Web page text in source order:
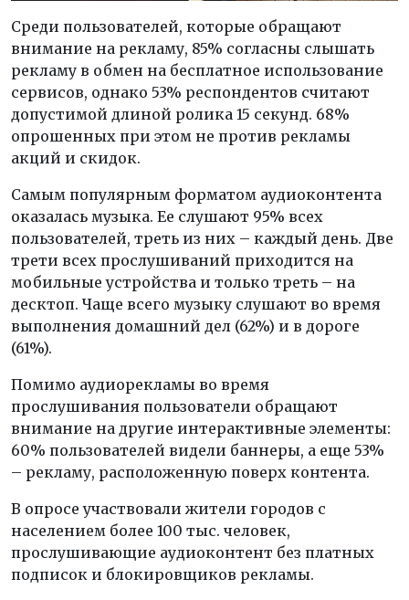
Среди пользователей, которые обращают
внимание на рекламу, 85% согласны слышать
рекламу в обмен на бесплатное использование
сервисов, однако 53% респондентов считают
допустимой длиной ролика 15 секунд. 68%
опрошенных при этом не против рекламы
акций и скидок.
Самым популярным форматом аудиоконтента
оказалась музыка. Ее слушают 95% всех
пользователей, треть из них – каждый день. Две
трети всех прослушиваний приходится на
мобильные устройства и только треть – на
десктоп. Чаще всего музыку слушают во время
выполнения домашний дел (62%) и в дороге
(61%).
Помимо аудиорекламы во время
прослушивания пользователи обращают
внимание на другие интерактивные элементы:
60% пользователей видели баннеры, а еще 53%
– рекламу, расположенную поверх контента.
В опросе участвовали жители городов с
населением более 100 тыс. человек,
прослушивающие аудиоконтент без платных
подписок и блокировщиков рекламы.